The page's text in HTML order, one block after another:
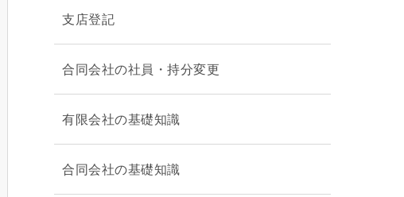
支店登記
合同会社の社員・持分変更
有限会社の基礎知識
合同会社の基礎知識